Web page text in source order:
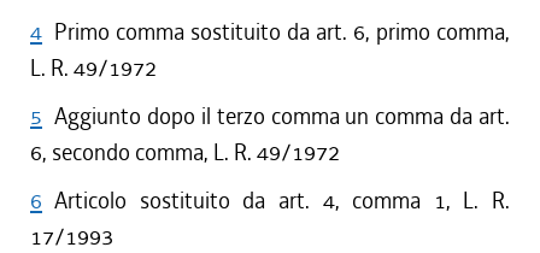
4 Primo comma sostituito da art. 6, primo comma,
L. R. 49/1972
5 Aggiunto dopo il terzo comma un comma da art.
6, secondo comma, L. R. 49/1972
6 Articolo sostituito da art. 4, comma 1, L. R.
17/1993